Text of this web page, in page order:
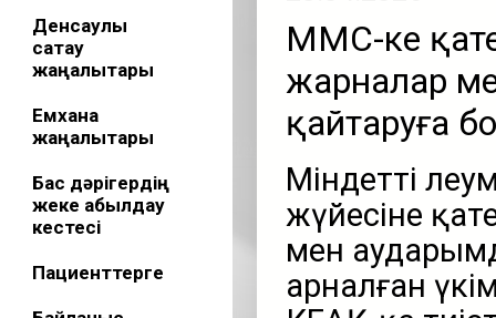
Денсаулық
сақтау
жаңалықтары
Емхана
жаңалықтары
Бас дәрігердің
жеке қабылдау
кестесі
Пациенттерге
МӘМС-ке
жарналар
қайтаруға
Міндетті
жүйесіне
мен
арналған